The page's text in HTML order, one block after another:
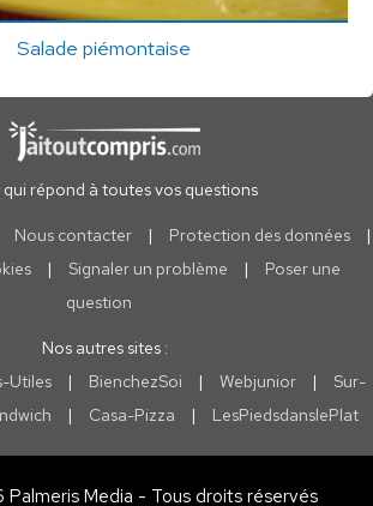
Salade piémontaise
qui répond à toutes vos questions
Nous contacter | Protection des données
|
| Signaler un problème |
Poser une
question
Nos autres sites :
Utiles | BienchezSoi | Webjunior |
Sur-
| Casa-Pizza | LesPiedsdanslePlat
Media - Tous droits réservés